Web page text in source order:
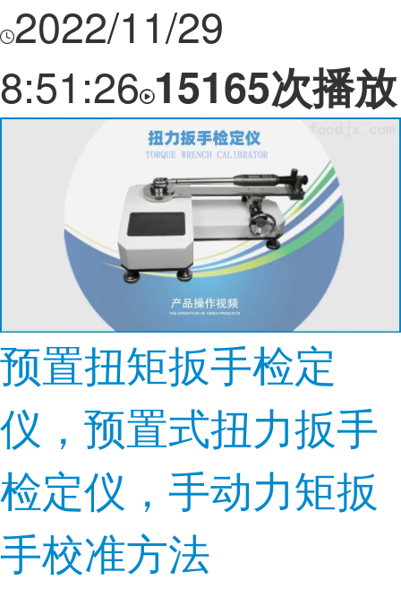
2022/11/29
8:51:26 15165次播放
预置扭矩扳手检定
仪，预置式扭力扳手
检定仪，手动力矩扳
手校准方法